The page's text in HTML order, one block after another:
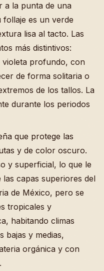
a la punta de una
follaje es un verde
lisa al tacto. Las
más distintivos:
violeta profundo, con
de forma solitaria o
de los tallos. La
durante los periodos
que protege las
y de color oscuro.
y superficial, lo que le
capas superiores del
de México, pero se
tropicales y
habitando climas
bajas y medias,
orgánica y con